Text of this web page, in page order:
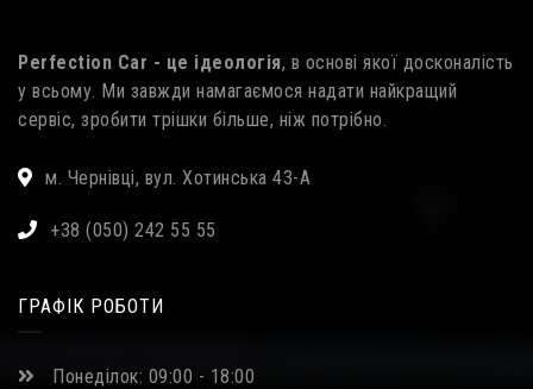
Perfection Car - це ідеологія, в основі якої досконалість
у всьому. Ми завжди намагаємося надати найкращий
сервіс, зробити трішки більше, ніж потрібно.
м. Чернівці, вул. Хотинська 43-А
+38 (050) 242 55 55
ГРАФІК РОБОТИ
Понеділок: 09:00 - 18:00